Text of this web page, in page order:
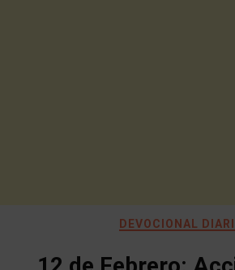
DEVOCIONAL